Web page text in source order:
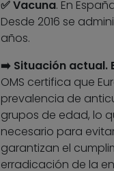
✅ Vacuna. En
Desde 2016 se
años.
➡️ Situación actual.
OMS certifica que
prevalencia de
grupos de edad, lo
necesario para
garantizan el
erradicación de la